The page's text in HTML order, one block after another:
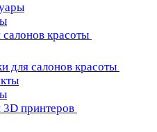
красоты
для салонов красоты
принтеров